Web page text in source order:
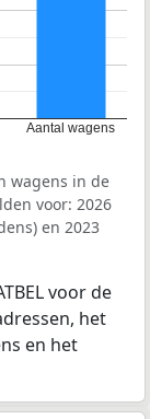
Aantal wagens
wagens in de
voor: 2026
en 2023
voor de
het
en het